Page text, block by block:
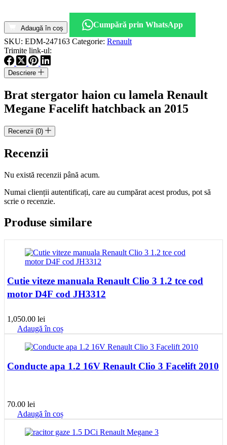
Brat
stergator
haion
cu
lamela
Renault
Megane
hatchback
an
2015
Adaugă în coș
Cumpără prin WhatsApp
SKU: EDM-247163 Categorie: Renault
Trimite link-ul:
Descriere
Brat stergator haion cu lamela Renault
Megane Facelift hatchback an 2015
Recenzii (0)
Recenzii
Nu există recenzii până acum.
Numai clienții autentificați, care au cumpărat acest produs, pot să
scrie o recenzie.
Produse similare
Cutie viteze manuala Renault Clio 3 1.2 tce cod
motor D4F cod JH3312
1,050.00 lei
Adaugă în coș
Conducte apa 1.2 16V Renault Clio 3 Facelift 2010
70.00 lei
Adaugă în coș